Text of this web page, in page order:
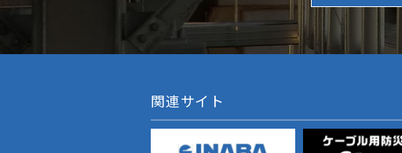
関連サイト